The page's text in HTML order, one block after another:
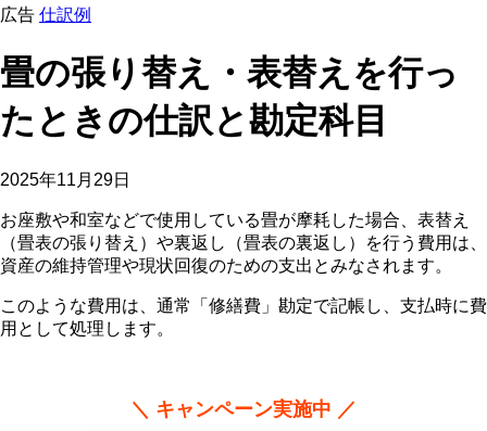
広告 仕訳例
畳の張り替え・表替えを行っ
たときの仕訳と勘定科目
2025年11月29日
お座敷や和室などで使用している畳が摩耗した場合、表替え
（畳表の張り替え）や裏返し（畳表の裏返し）を行う費用は、
資産の維持管理や現状回復のための支出とみなされます。
このような費用は、通常「修繕費」勘定で記帳し、支払時に費
用として処理します。
＼ キャンペーン実施中 ／